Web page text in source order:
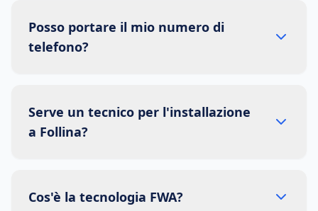
Posso portare il mio numero di
telefono?
Serve un tecnico per l'installazione
a Follina?
Cos'è la tecnologia FWA?